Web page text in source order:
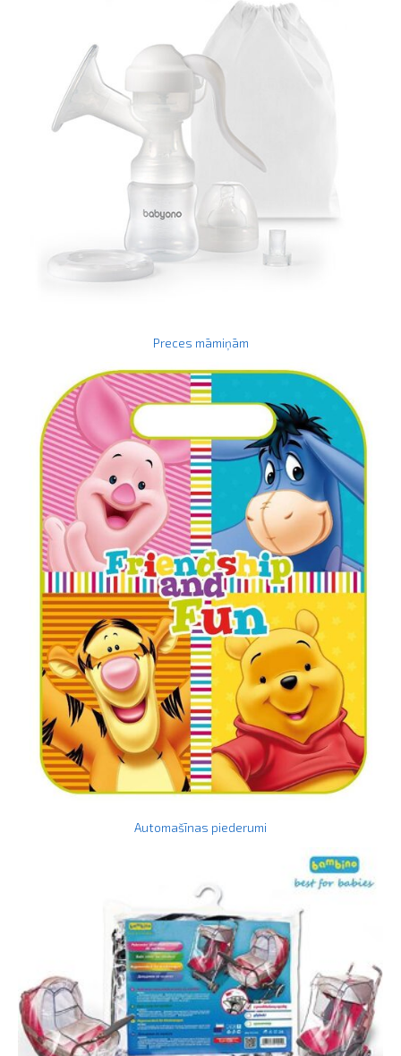
Preces māmiņām
Automašīnas piederumi